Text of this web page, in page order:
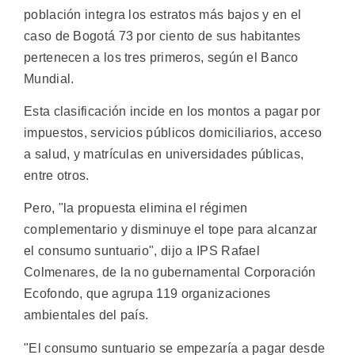
población integra los estratos más bajos y en el
caso de Bogotá 73 por ciento de sus habitantes
pertenecen a los tres primeros, según el Banco
Mundial.
Esta clasificación incide en los montos a pagar por
impuestos, servicios públicos domiciliarios, acceso
a salud, y matrículas en universidades públicas,
entre otros.
Pero, "la propuesta elimina el régimen
complementario y disminuye el tope para alcanzar
el consumo suntuario", dijo a IPS Rafael
Colmenares, de la no gubernamental Corporación
Ecofondo, que agrupa 119 organizaciones
ambientales del país.
"El consumo suntuario se empezaría a pagar desde